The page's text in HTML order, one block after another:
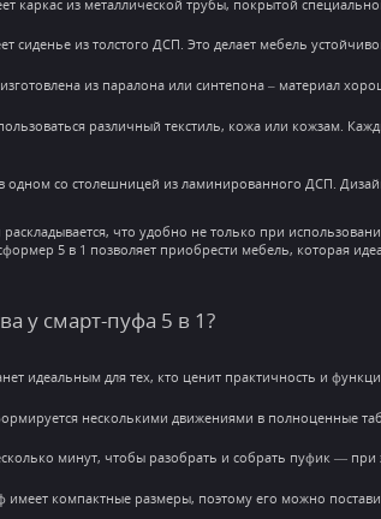
каркас из металлической трубы, покрытой
сиденье из толстого ДСП. Это делает мебель
из паралона или синтепона – материал
различный текстиль, кожа или кожзам.
со столешницей из ламинированного ДСП.
раскладывается, что удобно не только при
5 в 1 позволяет приобрести мебель, которая
у смарт-пуфа 5 в 1?
идеальным для тех, кто ценит практичность и
несколькими движениями в полноценные
минут, чтобы разобрать и собрать пуфик —
имеет компактные размеры, поэтому его можно